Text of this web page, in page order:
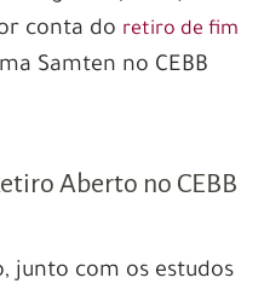
conta do retiro de fim
Samten no CEBB
Aberto no CEBB
junto com os estudos